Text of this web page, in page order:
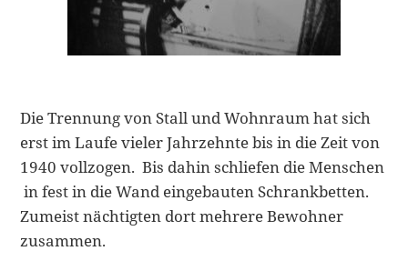
Die Trennung von Stall und Wohnraum hat sich
erst im Laufe vieler Jahrzehnte bis in die Zeit von
1940 vollzogen. Bis dahin schliefen die Menschen
in fest in die Wand eingebauten Schrankbetten.
Zumeist nächtigten dort mehrere Bewohner
zusammen.